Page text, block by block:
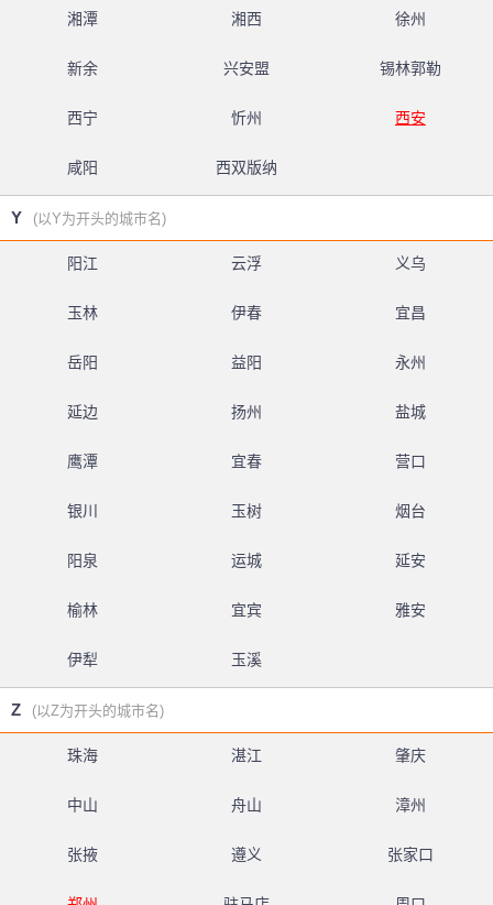
湘潭 湘西 徐州
新余 兴安盟 锡林郭勒
西宁 忻州 西安
咸阳 西双版纳
Y (以Y为开头的城市名)
阳江 云浮 义乌
玉林 伊春 宜昌
岳阳 益阳 永州
延边 扬州 盐城
鹰潭 宜春 营口
银川 玉树 烟台
阳泉 运城 延安
榆林 宜宾 雅安
伊犁 玉溪
Z (以Z为开头的城市名)
珠海 湛江 肇庆
中山 舟山 漳州
张掖 遵义 张家口